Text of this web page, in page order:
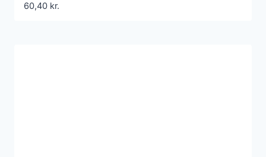
60,40 kr.